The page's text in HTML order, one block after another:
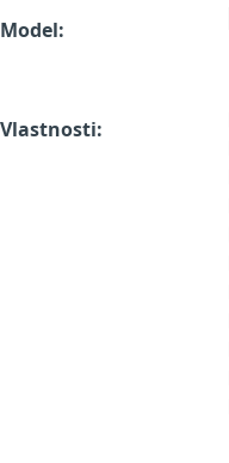
Model:
Vlastnosti: